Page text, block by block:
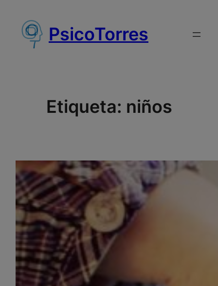
contenido
PsicoTorres
Etiqueta: niños